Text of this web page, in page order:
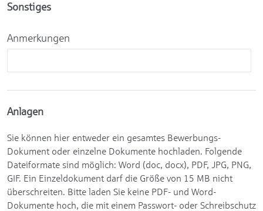
Sonstiges
Anmerkungen
Anlagen
Sie können hier entweder ein gesamtes Bewerbungs-
Dokument oder einzelne Dokumente hochladen. Folgende
Dateiformate sind möglich: Word (doc, docx), PDF, JPG, PNG,
GIF. Ein Einzeldokument darf die Größe von 15 MB nicht
überschreiten. Bitte laden Sie keine PDF- und Word-
Dokumente hoch, die mit einem Passwort- oder Schreibschutz